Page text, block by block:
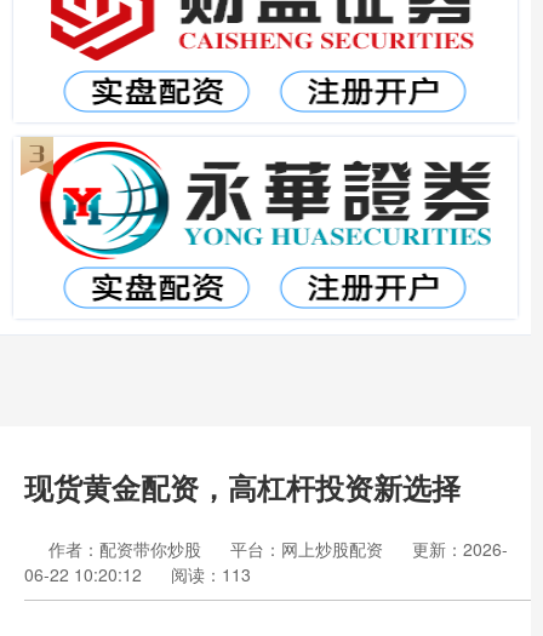
现货黄金配资，高杠杆投资新选择
作者：配资带你炒股 平台：网上炒股配资
更新：2026-
06-22 10:20:12
阅读：113